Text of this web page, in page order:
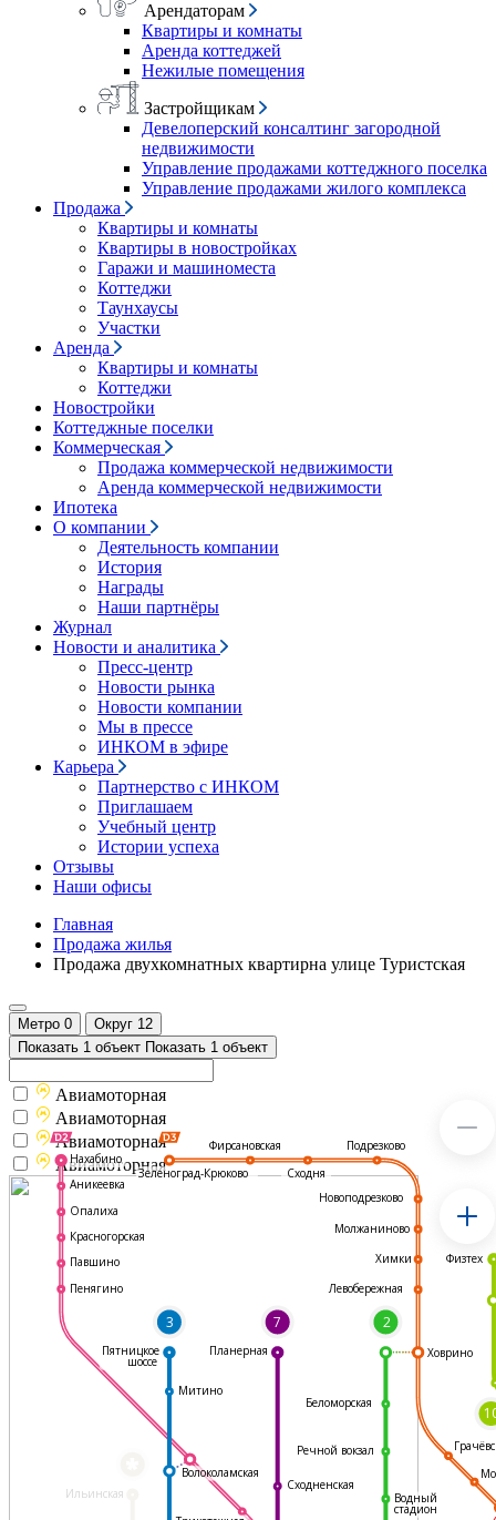
Арендаторам
Квартиры и комнаты
Аренда коттеджей
Нежилые помещения
Застройщикам
Девелоперский консалтинг загородной
недвижимости
Управление продажами коттеджного поселка
Управление продажами жилого комплекса
Продажа
Квартиры и комнаты
Квартиры в новостройках
Гаражи и машиноместа
Коттеджи
Таунхаусы
Участки
Аренда
Квартиры и комнаты
Коттеджи
Новостройки
Коттеджные поселки
Коммерческая
Продажа коммерческой недвижимости
Аренда коммерческой недвижимости
Ипотека
О компании
Деятельность компании
История
Награды
Наши партнёры
Журнал
Новости и аналитика
Пресс-центр
Новости рынка
Новости компании
Мы в прессе
ИНКОМ в эфире
Карьера
Партнерство с ИНКОМ
Приглашаем
Учебный центр
Истории успеха
Отзывы
Наши офисы
Главная
Продажа жилья
Продажа двухкомнатных квартирна улице Туристская
Метро 0 Округ 12
Показать 1 объект Показать 1 объект
Ильинская
3 7 2
Фирсановская
Сходня
Подрезково
Новоподрезково
Молжаниново
Химки
Левобережная
Ховрино
Водный
стадион
Сходненская
Волоколамская
Митино
Нахабино
Аникеевка
Опалиха
Красногорская
Павшино
Пенягино
Пятницкое
шоссе
Планерная
Физтех
Речной вокзал
Беломорская
Зеленоград-Крюково
Авиамоторная
Авиамоторная
Авиамоторная
Авиамоторная